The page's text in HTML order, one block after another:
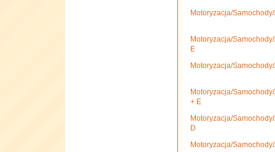
Motoryzacja/
Motoryzacja/
E
Motoryzacja/
Motoryzacja/
+ E
Motoryzacja/
D
Motoryzacja/